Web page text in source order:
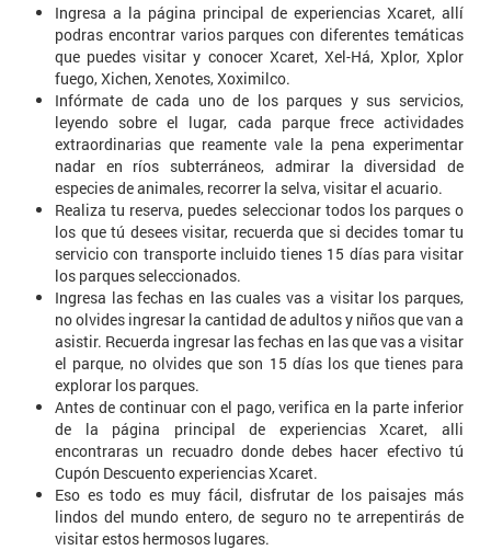
Ingresa a la página principal de experiencias Xcaret, allí
podras encontrar varios parques con diferentes temáticas
que puedes visitar y conocer Xcaret, Xel-Há, Xplor, Xplor
fuego, Xichen, Xenotes, Xoximilco.
Infórmate de cada uno de los parques y sus servicios,
leyendo sobre el lugar, cada parque frece actividades
extraordinarias que reamente vale la pena experimentar
nadar en ríos subterráneos, admirar la diversidad de
especies de animales, recorrer la selva, visitar el acuario.
Realiza tu reserva, puedes seleccionar todos los parques o
los que tú desees visitar, recuerda que si decides tomar tu
servicio con transporte incluido tienes 15 días para visitar
los parques seleccionados.
Ingresa las fechas en las cuales vas a visitar los parques,
no olvides ingresar la cantidad de adultos y niños que van a
asistir. Recuerda ingresar las fechas en las que vas a visitar
el parque, no olvides que son 15 días los que tienes para
explorar los parques.
Antes de continuar con el pago, verifica en la parte inferior
de la página principal de experiencias Xcaret, alli
encontraras un recuadro donde debes hacer efectivo tú
Cupón Descuento experiencias Xcaret.
Eso es todo es muy fácil, disfrutar de los paisajes más
lindos del mundo entero, de seguro no te arrepentirás de
visitar estos hermosos lugares.